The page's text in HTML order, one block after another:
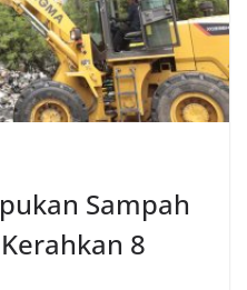
Sampah
8